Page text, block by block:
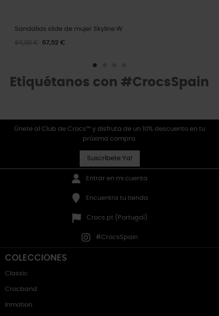
Sandalias slide de mujer Skyline W
84,90 € 67,92 €
Etiquétanos con #CrocsSpain
Únete al Club de Crocs™ y disfruta de un 10% descuento en tu
próxima compra.
Suscríbete Ya!
Entrar en mi cuenta
Encuentra tu tienda
Crocs.pt (Portugal)
#CrocsSpain
COLECCIONES
Classic
Crocband
Inmotion